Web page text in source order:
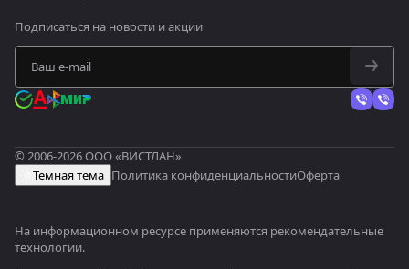
Подписаться на новости и акции
© 2006-2026 ООО «ВИСТЛАН»
Темная тема Политика конфиденциальностиОферта
На информационном ресурсе применяются рекомендательные
технологии.